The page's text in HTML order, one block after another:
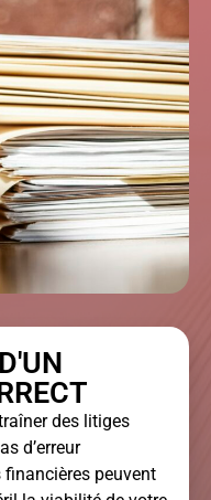
des litiges
d’erreur
peuvent